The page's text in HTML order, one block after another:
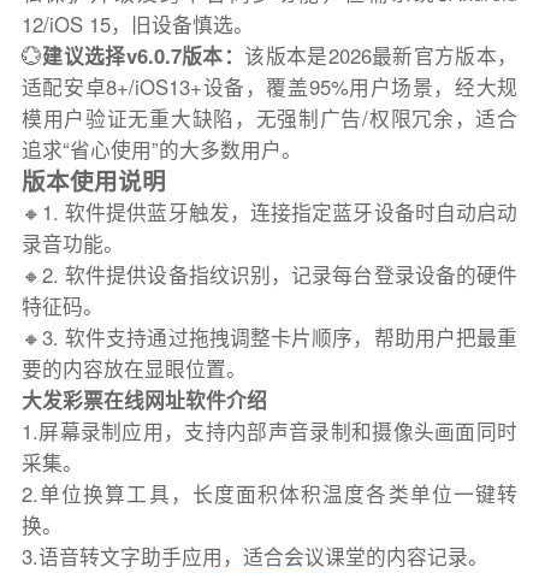
12/iOS 15，旧设备慎选。
💮建议选择v6.0.7版本：该版本是2026最新官方版本，
适配安卓8+/iOS13+设备，覆盖95%用户场景，经大规
模用户验证无重大缺陷，无强制广告/权限冗余，适合
追求“省心使用”的大多数用户。
版本使用说明
🔸1. 软件提供蓝牙触发，连接指定蓝牙设备时自动启动
录音功能。
🔸2. 软件提供设备指纹识别，记录每台登录设备的硬件
特征码。
🔸3. 软件支持通过拖拽调整卡片顺序，帮助用户把最重
要的内容放在显眼位置。
大发彩票在线网址软件介绍
1.屏幕录制应用，支持内部声音录制和摄像头画面同时
采集。
2.单位换算工具，长度面积体积温度各类单位一键转
换。
3.语音转文字助手应用，适合会议课堂的内容记录。